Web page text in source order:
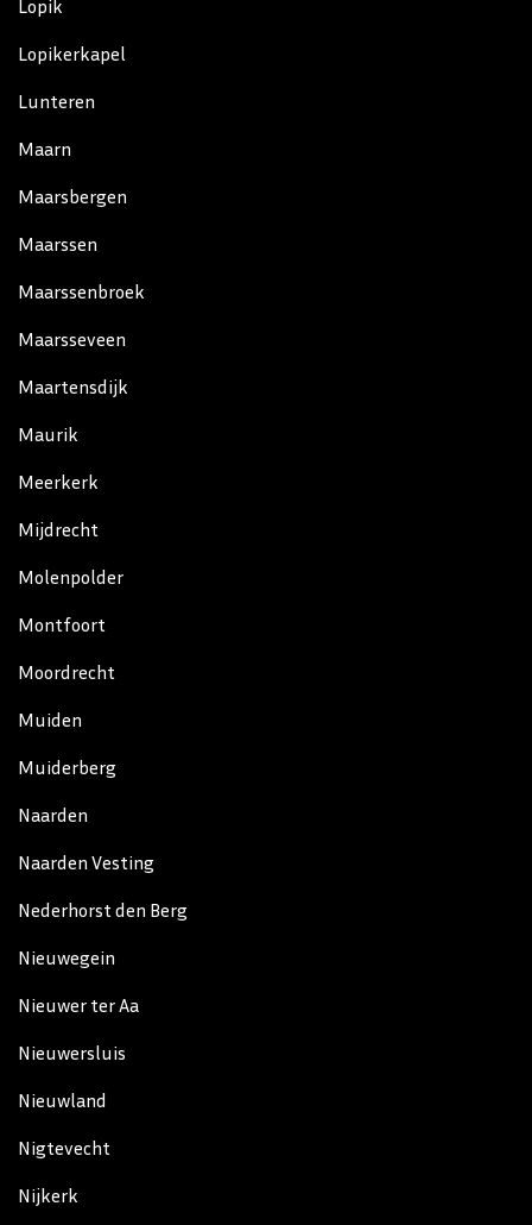
Lopik
Lopikerkapel
Lunteren
Maarn
Maarsbergen
Maarssen
Maarssenbroek
Maarsseveen
Maartensdijk
Maurik
Meerkerk
Mijdrecht
Molenpolder
Montfoort
Moordrecht
Muiden
Muiderberg
Naarden
Naarden Vesting
Nederhorst den Berg
Nieuwegein
Nieuwer ter Aa
Nieuwersluis
Nieuwland
Nigtevecht
Nijkerk